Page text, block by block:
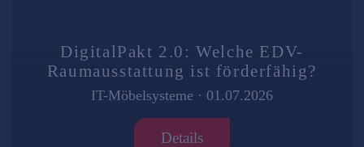
DigitalPakt 2.0: Welche EDV-
Raumausstattung ist förderfähig?
IT-Möbelsysteme · 01.07.2026
Details